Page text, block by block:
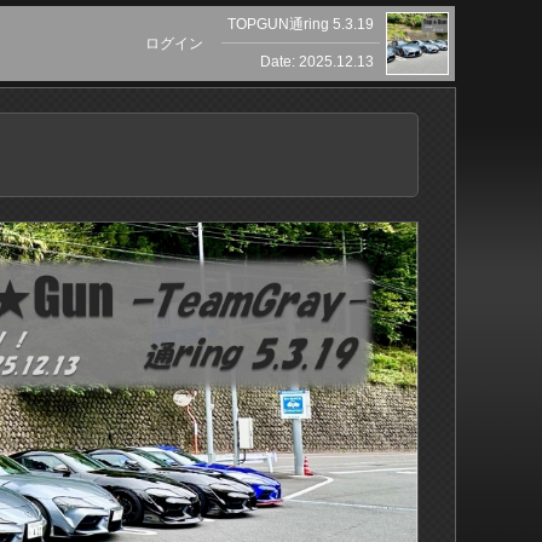
ログイン
TOPGUN通ring 5.3.19
Date: 2025.12.13